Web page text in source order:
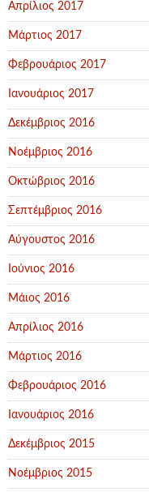
Απρίλιος 2017
Μάρτιος 2017
Φεβρουάριος 2017
Ιανουάριος 2017
Δεκέμβριος 2016
Νοέμβριος 2016
Οκτώβριος 2016
Σεπτέμβριος 2016
Αύγουστος 2016
Ιούνιος 2016
Μάιος 2016
Απρίλιος 2016
Μάρτιος 2016
Φεβρουάριος 2016
Ιανουάριος 2016
Δεκέμβριος 2015
Νοέμβριος 2015